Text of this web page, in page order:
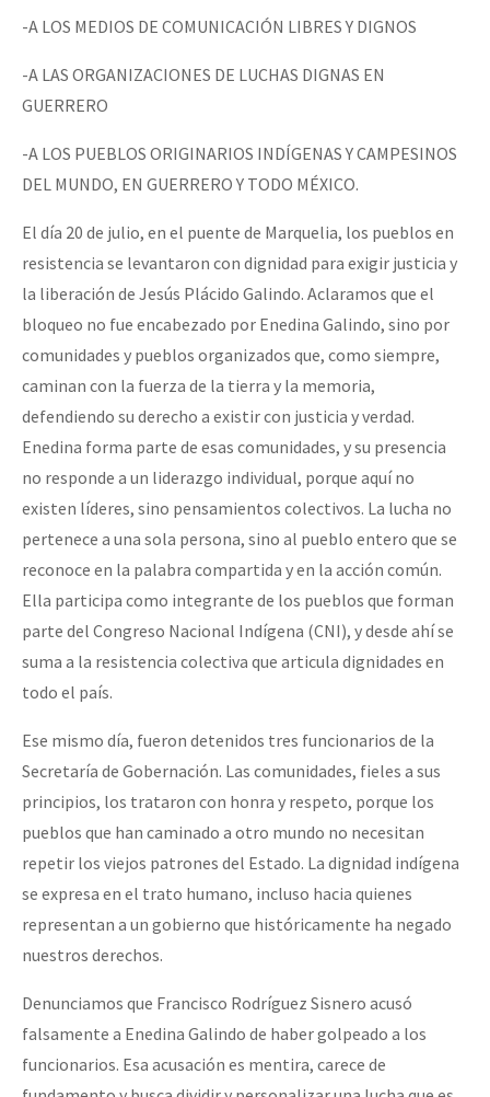
-A LOS MEDIOS DE COMUNICACIÓN LIBRES Y DIGNOS
-A LAS ORGANIZACIONES DE LUCHAS DIGNAS EN
GUERRERO
-A LOS PUEBLOS ORIGINARIOS INDÍGENAS Y CAMPESINOS
DEL MUNDO, EN GUERRERO Y TODO MÉXICO.
El día 20 de julio, en el puente de Marquelia, los pueblos en
resistencia se levantaron con dignidad para exigir justicia y
la liberación de Jesús Plácido Galindo. Aclaramos que el
bloqueo no fue encabezado por Enedina Galindo, sino por
comunidades y pueblos organizados que, como siempre,
caminan con la fuerza de la tierra y la memoria,
defendiendo su derecho a existir con justicia y verdad.
Enedina forma parte de esas comunidades, y su presencia
no responde a un liderazgo individual, porque aquí no
existen líderes, sino pensamientos colectivos. La lucha no
pertenece a una sola persona, sino al pueblo entero que se
reconoce en la palabra compartida y en la acción común.
Ella participa como integrante de los pueblos que forman
parte del Congreso Nacional Indígena (CNI), y desde ahí se
suma a la resistencia colectiva que articula dignidades en
todo el país.
Ese mismo día, fueron detenidos tres funcionarios de la
Secretaría de Gobernación. Las comunidades, fieles a sus
principios, los trataron con honra y respeto, porque los
pueblos que han caminado a otro mundo no necesitan
repetir los viejos patrones del Estado. La dignidad indígena
se expresa en el trato humano, incluso hacia quienes
representan a un gobierno que históricamente ha negado
nuestros derechos.
Denunciamos que Francisco Rodríguez Sisnero acusó
falsamente a Enedina Galindo de haber golpeado a los
funcionarios. Esa acusación es mentira, carece de